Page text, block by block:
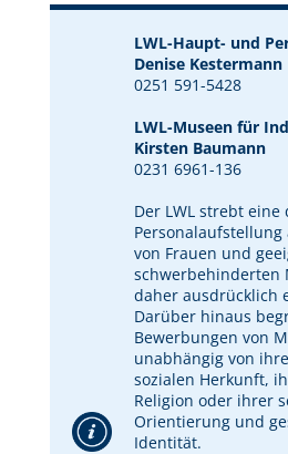
LWL-Haupt- und
Denise Kestermann
0251 591-5428
LWL-Museen für
Kirsten Baumann
0231 6961-136
Der LWL strebt eine
von Frauen und
schwerbehinderten
daher ausdrücklich
Darüber hinaus
Bewerbungen von
unabhängig von
sozialen Herkunft,
Religion oder ihrer
Orientierung und
Identität.